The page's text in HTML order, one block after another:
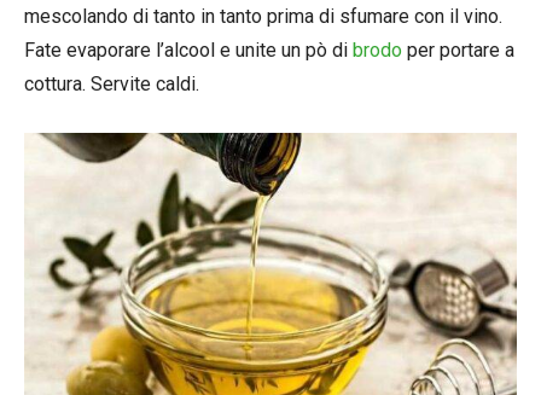
mescolando di tanto in tanto prima di sfumare con il vino.
Fate evaporare l’alcool e unite un pò di brodo per portare a
cottura. Servite caldi.